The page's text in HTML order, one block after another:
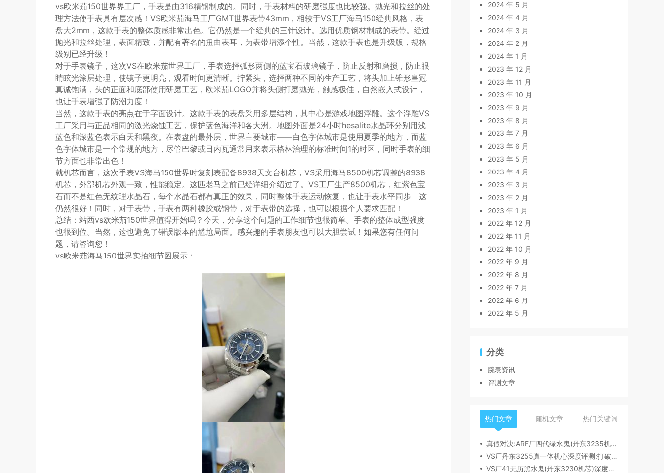
vs欧米茄150世界界工厂，手表是由316精钢制成的。同时，手表材料的研磨强度也比较强。抛光和拉丝的处
理方法使手表具有层次感！VS欧米茄海马工厂GMT世界表带43mm，相较于VS工厂海马150经典风格，表
盘大2mm，这款手表的整体质感非常出色。它仍然是一个经典的三针设计。选用优质钢材制成的表带。经过
抛光和拉丝处理，表面精致，并配有著名的扭曲表耳，为表带增添个性。当然，这款手表也是升级版，规格
级别已经升级！
对于手表镜子，这次VS在欧米茄世界工厂，手表选择弧形两侧的蓝宝石玻璃镜子，防止反射和磨损，防止眼
睛眩光涂层处理，使镜子更明亮，观看时间更清晰。拧紧头，选择两种不同的生产工艺，将头加上锥形皇冠
真诚饱满，头的正面和底部使用研磨工艺，欧米茄LOGO并将头侧打磨抛光，触感极佳，自然嵌入式设计，
也让手表增强了防潮力度！
当然，这款手表的亮点在于字面设计。这款手表的表盘采用多层结构，其中心是游戏地图浮雕。这个浮雕VS
工厂采用与正品相同的激光烧蚀工艺，保护蓝色海洋和各大洲。地图外面是24小时hesalite水晶环分别用浅
蓝色和深蓝色表示白天和黑夜。在表盘的最外层，世界主要城市——白色字体城市是使用夏季的地方，而蓝
色字体城市是一个常规的地方，尽管巴黎或日内瓦通常用来表示格林治理的标准时间1的时区，同时手表的细
节方面也非常出色！
就机芯而言，这次手表VS海马150世界时复刻表配备8938天文台机芯，VS采用海马8500机芯调整的8938
机芯，外部机芯外观一致，性能稳定。这匹老马之前已经详细介绍过了。VS工厂生产8500机芯，红紫色宝
石而不是红色无纹理水晶石，每个水晶石都有真正的效果，同时整体手表运动恢复，也让手表水平同步，这
仍然很好！同时，对于表带，手表有两种橡胶或钢带，对于表带的选择，也可以根据个人要求匹配！
总结：站西vs欧米茄150世界值得开始吗？今天，分享这个问题的工作细节也很简单。手表的整体成型强度
也很到位。当然，这也避免了错误版本的尴尬局面。感兴趣的手表朋友也可以大胆尝试！如果您有任何问
题，请咨询您！
vs欧米茄海马150世界实拍细节图展示：
2024 年 5 月
2024 年 4 月
2024 年 3 月
2024 年 2 月
2024 年 1 月
2023 年 12 月
2023 年 11 月
2023 年 10 月
2023 年 9 月
2023 年 8 月
2023 年 7 月
2023 年 6 月
2023 年 5 月
2023 年 4 月
2023 年 3 月
2023 年 2 月
2023 年 1 月
2022 年 12 月
2022 年 11 月
2022 年 10 月
2022 年 9 月
2022 年 8 月
2022 年 7 月
2022 年 6 月
2022 年 5 月
分类
腕表资讯
评测文章
热门文章 随机文章 热门关键词
真假对决:ARF厂四代绿水鬼(丹东3235机芯)深度评测
VS厂丹东3255真一体机心深度评测:打破市场乱象,重塑复刻机芯新标杆​
VS厂41无历黑水鬼(丹东3230机芯)深度评测:性能与破绽全解析